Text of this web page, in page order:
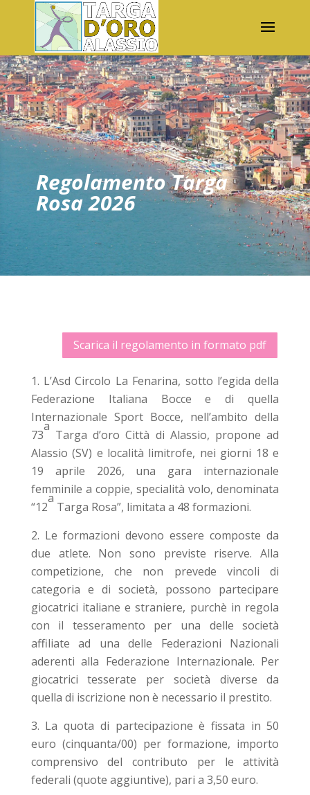
Regolamento Targa
Rosa 2026
Scarica il regolamento in formato pdf
L’Asd Circolo La Fenarina, sotto l’egida della
Federazione Italiana Bocce e di quella
Internazionale Sport Bocce, nell’ambito della
73
a
Targa d’oro Città di Alassio, propone ad
Alassio (SV) e località limitrofe, nei giorni 18 e
19 aprile 2026, una gara internazionale
femminile a coppie, specialità volo, denominata
“12
a
Targa Rosa”, limitata a 48 formazioni.
Le formazioni devono essere composte da
due atlete. Non sono previste riserve. Alla
competizione, che non prevede vincoli di
categoria e di società, possono partecipare
giocatrici italiane e straniere, purchè in regola
con il tesseramento per una delle società
affiliate ad una delle Federazioni Nazionali
aderenti alla Federazione Internazionale. Per
giocatrici tesserate per società diverse da
quella di iscrizione non è necessario il prestito.
La quota di partecipazione è fissata in 50
euro (cinquanta/00) per formazione, importo
comprensivo del contributo per le attività
federali (quote aggiuntive), pari a 3,50 euro.